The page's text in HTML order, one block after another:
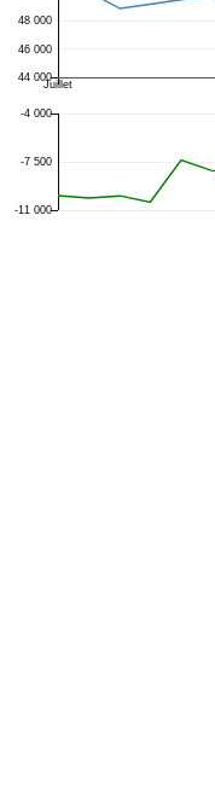
Juillet
44 000
46 000
48 000
-11 000
-7 500
-4 000